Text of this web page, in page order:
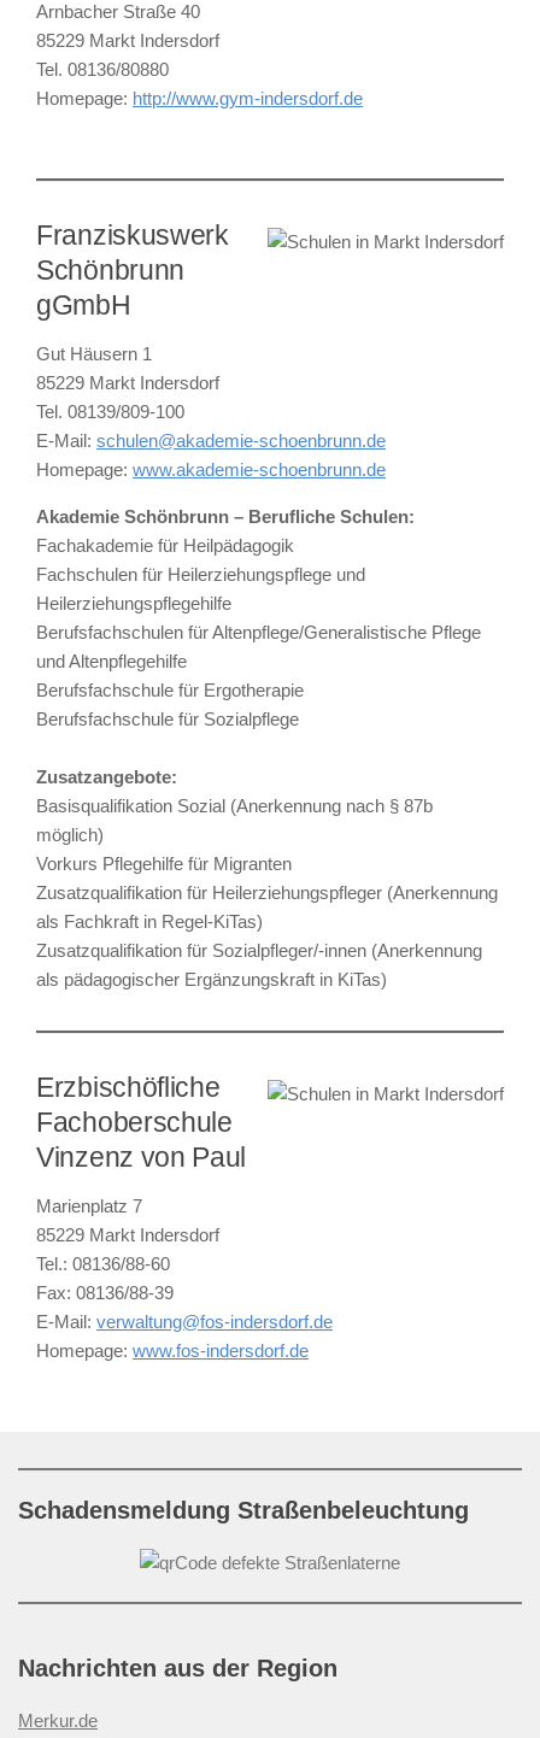
Arnbacher Straße 40
85229 Markt Indersdorf
Tel. 08136/80880
Homepage: http://www.gym-indersdorf.de
Franziskuswerk
Schönbrunn
gGmbH
Gut Häusern 1
85229 Markt Indersdorf
Tel. 08139/809-100
E-Mail: schulen@akademie-schoenbrunn.de
Homepage: www.akademie-schoenbrunn.de
Akademie Schönbrunn – Berufliche Schulen:
Fachakademie für Heilpädagogik
Fachschulen für Heilerziehungspflege und
Heilerziehungspflegehilfe
Berufsfachschulen für Altenpflege/Generalistische Pflege
und Altenpflegehilfe
Berufsfachschule für Ergotherapie
Berufsfachschule für Sozialpflege
Zusatzangebote:
Basisqualifikation Sozial (Anerkennung nach § 87b
möglich)
Vorkurs Pflegehilfe für Migranten
Zusatzqualifikation für Heilerziehungspfleger (Anerkennung
als Fachkraft in Regel-KiTas)
Zusatzqualifikation für Sozialpfleger/-innen (Anerkennung
als pädagogischer Ergänzungskraft in KiTas)
Erzbischöfliche
Fachoberschule
Vinzenz von Paul
Marienplatz 7
85229 Markt Indersdorf
Tel.: 08136/88-60
Fax: 08136/88-39
E-Mail: verwaltung@fos-indersdorf.de
Homepage: www.fos-indersdorf.de
Schadensmeldung Straßenbeleuchtung
Nachrichten aus der Region
Merkur.de